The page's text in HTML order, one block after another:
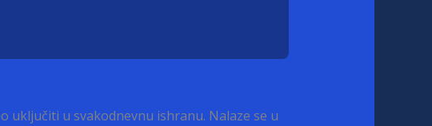
uključiti u svakodnevnu ishranu. Nalaze se u